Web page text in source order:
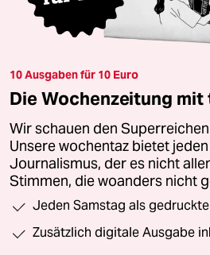
10 Ausgaben für 10 Euro
Die Wochenzeitung
Wir schauen den
Unsere wochentaz bietet
Journalismus, der es nicht
Stimmen, die woanders nicht
Jeden Samstag als
Zusätzlich digitale Ausgabe